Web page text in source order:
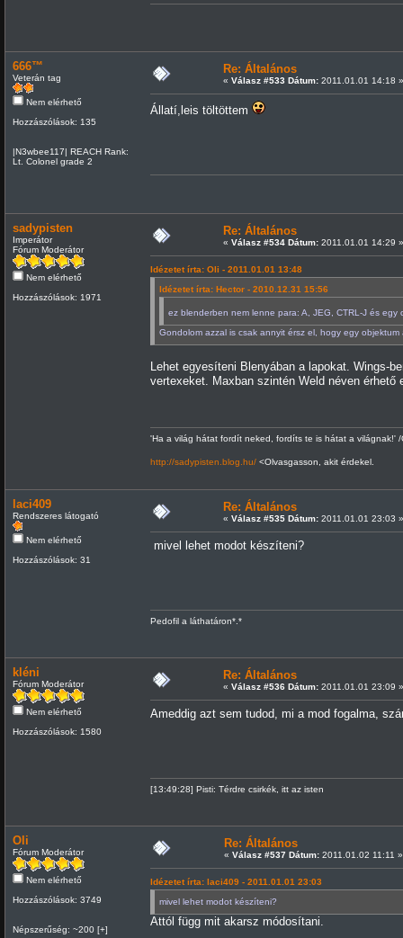
666™
Veterán tag
Nem elérhető
Hozzászólások: 135
|N3wbee117| REACH Rank:
Lt. Colonel grade 2
Re: Általános
« Válasz #533 Dátum:2011.01.01 14:18 »
Állatí,leis töltöttem
sadypisten
Imperátor
Fórum Moderátor
Nem elérhető
Hozzászólások: 1971
Re: Általános
« Válasz #534 Dátum:2011.01.01 14:29 »
Idézetet írta: Oli - 2011.01.01 13:48
Idézetet írta: Hector - 2010.12.31 15:56
ez blenderben nem lenne para: A, JEG, CTRL-J és egy
Gondolom azzal is csak annyit érsz el, hogy egy
Lehet egyesíteni Blenyában a lapokat. Wings-
vertexeket. Maxban szintén Weld néven érhető
'Ha a világ hátat fordít neked, fordíts te is hátat a világnak!' /
http://sadypisten.blog.hu/<Olvasgasson, akit érdekel.
laci409
Rendszeres látogató
Nem elérhető
Hozzászólások: 31
Re: Általános
« Válasz #535 Dátum:2011.01.01 23:03 »
mivel lehet modot készíteni?
Pedofil a láthatáron*.*
kléni
Fórum Moderátor
Nem elérhető
Hozzászólások: 1580
Re: Általános
« Válasz #536 Dátum:2011.01.01 23:09 »
Ameddig azt sem tudod, mi a mod fogalma,
[13:49:28] Pisti: Térdre csirkék, itt az isten
Oli
Fórum Moderátor
Nem elérhető
Hozzászólások: 3749
Népszerűség: ~200 [+]
Re: Általános
« Válasz #537 Dátum:2011.01.02 11:11 »
Idézetet írta: laci409 - 2011.01.01 23:03
mivel lehet modot készíteni?
Attól függ mit akarsz módosítani.